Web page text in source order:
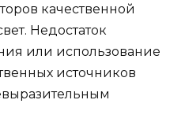
качественной
Недостаток
или использование
источников